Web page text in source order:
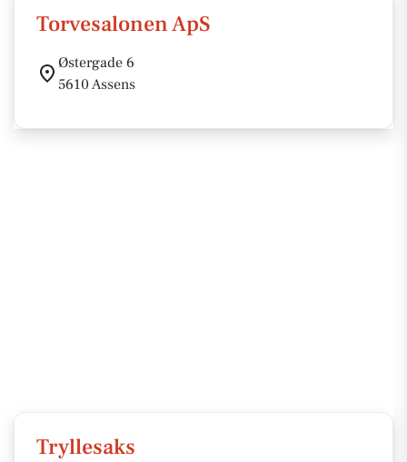
Torvesalonen ApS
Østergade 6
5610 Assens
Tryllesaks